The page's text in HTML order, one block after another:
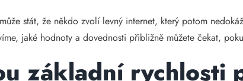
stát, že někdo zvolí levný internet, který potom
jaké hodnoty a dovednosti přibližně můžete čekat,
základní rychlosti